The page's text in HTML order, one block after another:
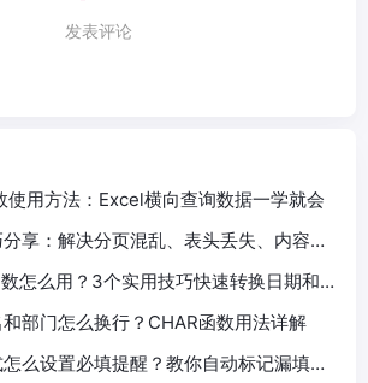
发表评论
使用方法：Excel横向查询数据一学就会
享：解决分页混乱、表头丢失、内容截
怎么用？3个实用技巧快速转换日期和数
部门怎么换行？CHAR函数用法详解
么设置必填提醒？教你自动标记漏填数